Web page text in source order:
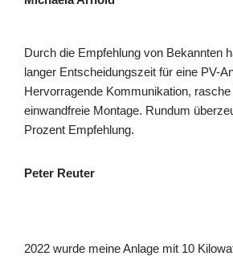
Durch die Empfehlung von Bekannten
langer Entscheidungszeit für eine PV-
Hervorragende Kommunikation,
einwandfreie Montage. Rundum
Prozent Empfehlung.
Peter Reuter
2022 wurde meine Anlage mit 10